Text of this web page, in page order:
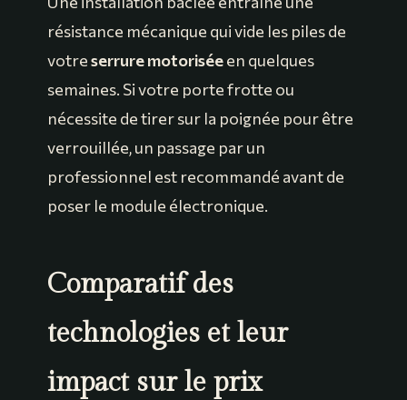
résistance mécanique qui vide les piles de
votreserrure motoriséeen quelques
semaines. Si votre porte frotte ou
nécessite de tirer sur la poignée pour être
verrouillée, un passage par un
professionnel est recommandé avant de
poser le module électronique.
Comparatif des
technologies et leur
impact sur le prix